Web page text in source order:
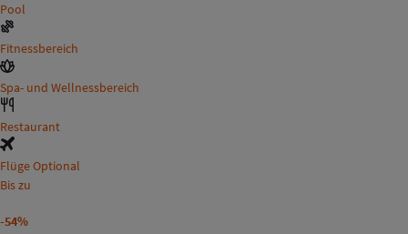
Pool
Fitnessbereich
Spa- und Wellnessbereich
Restaurant
Flüge Optional
Bis zu
-54%